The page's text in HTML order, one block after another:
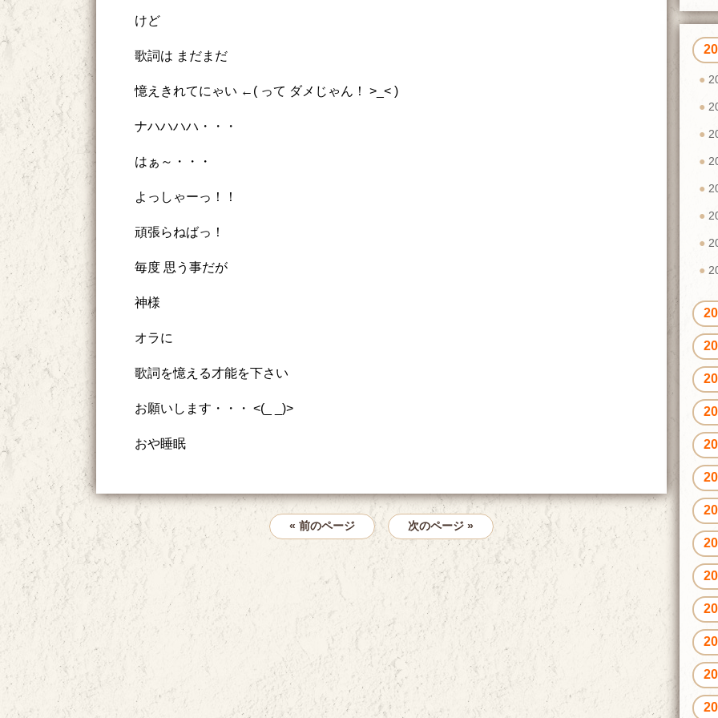
けど
歌詞は まだまだ
憶えきれてにゃい ←( って ダメじゃん！ >_< )
ナハハハハ・・・
はぁ～・・・
よっしゃーっ！！
頑張らねばっ！
毎度 思う事だが
神様
オラに
歌詞を憶える才能を下さい
お願いします・・・ <(_ _)>
おや睡眠
« 前のページ 次のページ »